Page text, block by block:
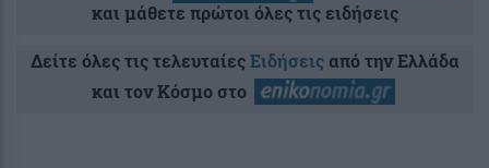
και μάθετε πρώτοι όλες τις ειδήσεις
Δείτε όλες τις τελευταίεςΕιδήσειςαπό την Ελλάδα
και τον Κόσμο στο